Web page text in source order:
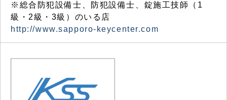
※総合防犯設備士、防犯設備士、錠施工技師（1
級・2級・3級）のいる店
http://www.sapporo-keycenter.com